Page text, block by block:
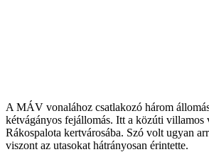
A MÁV vonalához csatlakozó három
kétvágányos fejállomás. Itt a közúti
Rákospalota kertvárosába. Szó volt ugyan
viszont az utasokat hátrányosan érintette.